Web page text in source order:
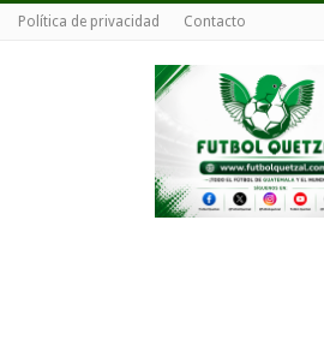
Política de privacidad Contacto